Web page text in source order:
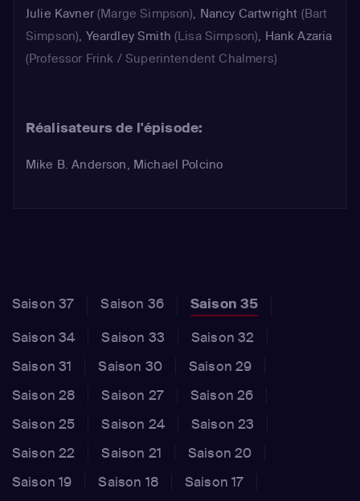
Julie Kavner(Marge Simpson), Nancy Cartwright (Bart
Simpson), Yeardley Smith (Lisa Simpson), Hank Azaria
(Professor Frink / Superintendent Chalmers)
Réalisateurs de l'épisode:
Mike B. Anderson, Michael Polcino
Saison 37 Saison 36
Saison 35
Saison 34
Saison 33
Saison 32
Saison 31
Saison 30
Saison 29
Saison 28
Saison 27
Saison 26
Saison 25
Saison 24
Saison 23
Saison 22
Saison 21
Saison 20
Saison 19
Saison 18
Saison 17